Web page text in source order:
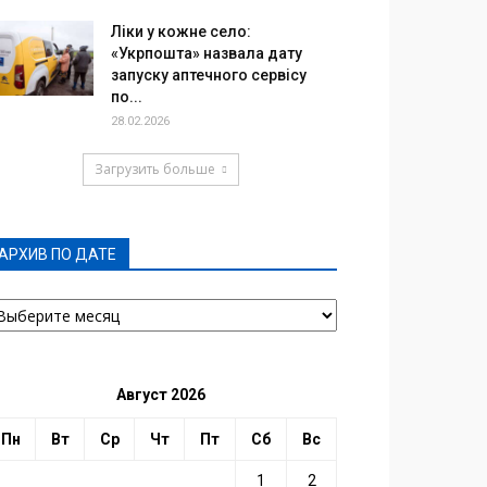
Ліки у кожне село:
«Укрпошта» назвала дату
запуску аптечного сервісу
по...
28.02.2026
Загрузить больше
ПО ДАТЕ
Август 2026
Пн Вт Ср Чт Пт Сб Вс
1 2